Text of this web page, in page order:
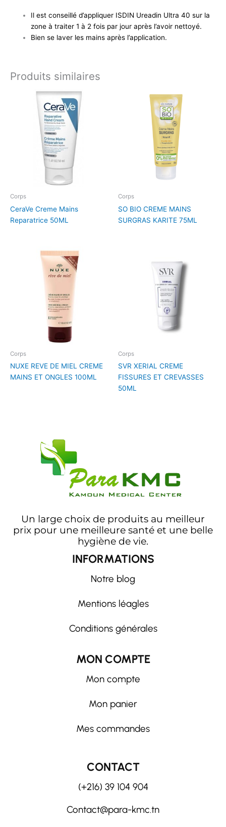
Il est conseillé d’appliquer ISDIN Ureadin Ultra 40 sur la
zone à traiter 1 à 2 fois par jour après l’avoir nettoyé.
Bien se laver les mains après l’application.
Produits similaires
Corps
CeraVe Creme Mains
Reparatrice 50ML
Corps
SO BIO CREME MAINS
SURGRAS KARITE 75ML
Corps
NUXE REVE DE MIEL CREME
MAINS ET ONGLES 100ML
Corps
SVR XERIAL CREME
FISSURES ET CREVASSES
50ML
Un large choix de produits au meilleur
prix pour une meilleure santé et une belle
hygiène de vie.
INFORMATIONS
Notre blog
Mentions léagles
Conditions générales
MON COMPTE
Mon compte
Mon panier
Mes commandes
CONTACT
(+216) 39 104 904
Contact@para-kmc.tn